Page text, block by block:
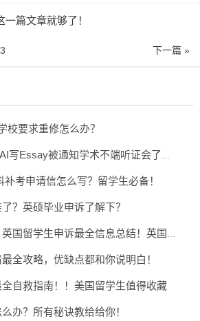
篇文章就够了！
下一篇 »
校要求重修怎么办？
ai学术不端申诉，用AI写Essay被通知学术不端听证会了怎么办？
考申请信怎么写？留学生必备！
？英硕毕业申诉了解下？
英国补考挂科申诉，英国留学生申诉最全信息总结！英国留学生必收藏！
全攻略，优缺点都和你说明白！
自救指南！！美国留学生值得收藏
办？所有秘诀教给给你！